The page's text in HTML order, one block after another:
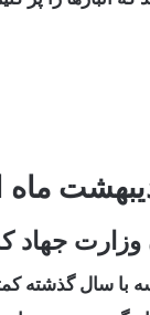
جهاد
با سال گذشته